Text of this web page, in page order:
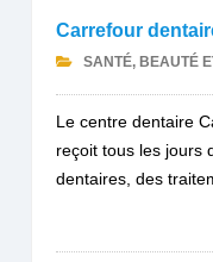
Carrefour
SANTÉ, BEAUTÉ
Le centre dentaire
reçoit tous les jours
dentaires, des